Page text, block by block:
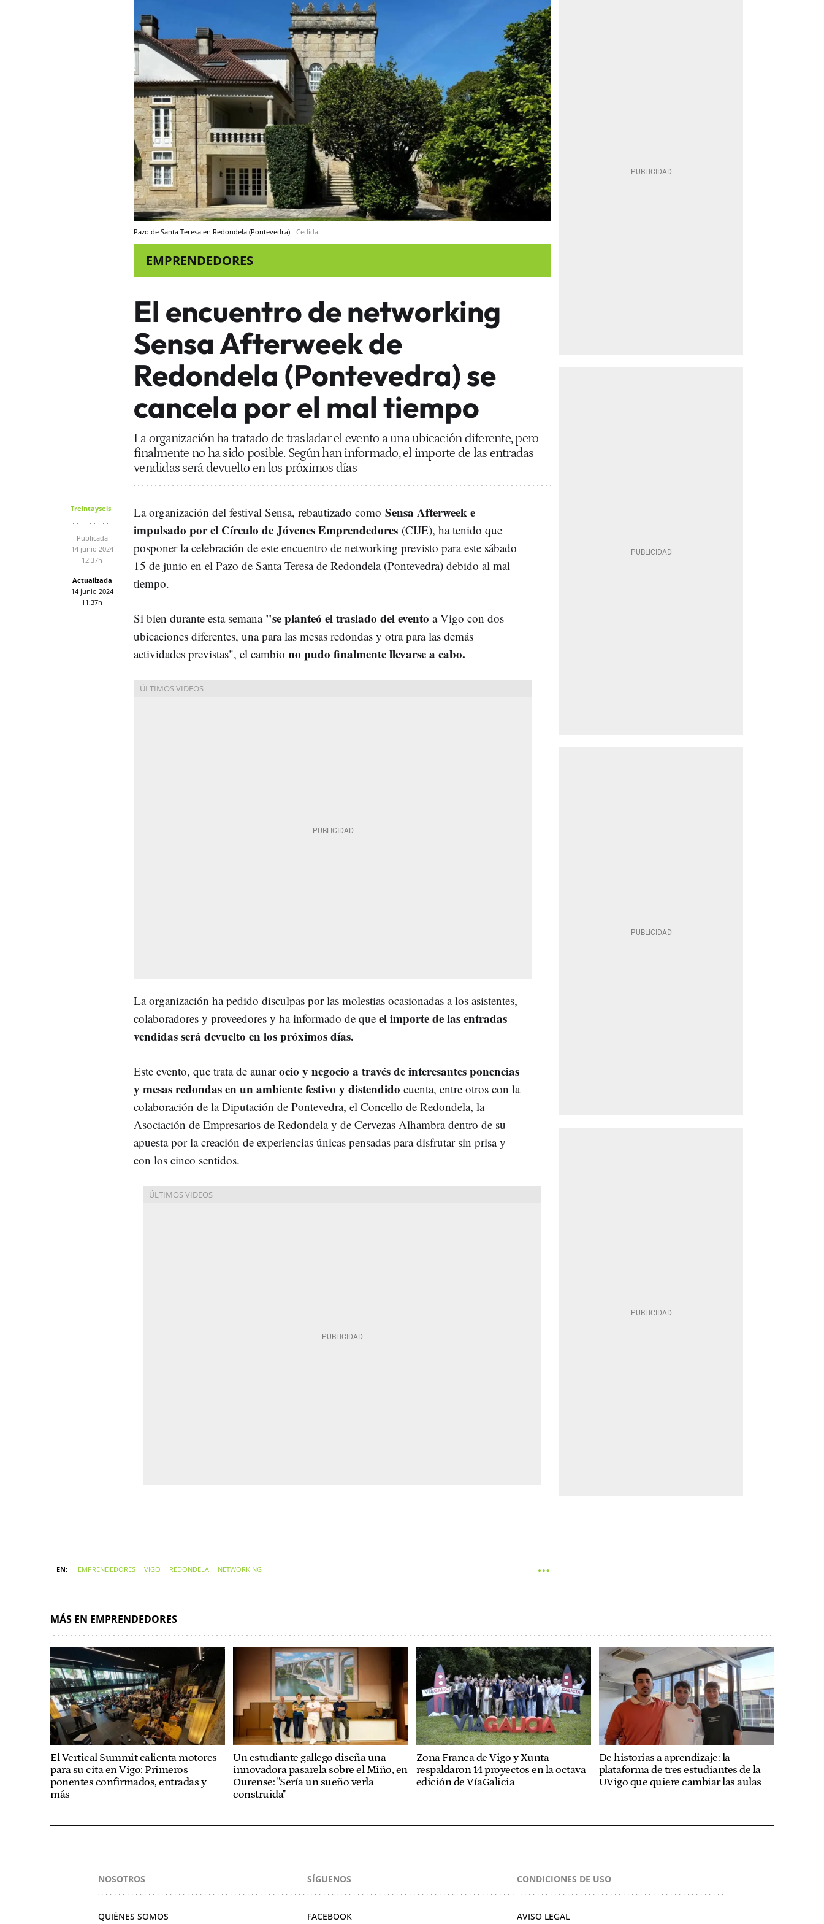
Pazo de Santa Teresa en Redondela (Pontevedra). Cedida
EMPRENDEDORES
El encuentro de networking
Sensa Afterweek de
Redondela (Pontevedra) se
cancela por el mal tiempo
La organización ha tratado de trasladar el evento a una ubicación diferente, pero
finalmente no ha sido posible. Según han informado, el importe de las entradas
vendidas será devuelto en los próximos días
Treintayseis
Publicada
14 junio 2024
12:37h
Actualizada
14 junio 2024
11:37h
La organización del festival Sensa, rebautizado como Sensa Afterweek e
impulsado por el Círculo de Jóvenes Emprendedores (CIJE), ha tenido que
posponer la celebración de este encuentro de networking previsto para este sábado
15 de junio en el Pazo de Santa Teresa de Redondela (Pontevedra) debido al mal
tiempo.
Si bien durante esta semana "se planteó el traslado del evento a Vigo con dos
ubicaciones diferentes, una para las mesas redondas y otra para las demás
actividades previstas", el cambio no pudo finalmente llevarse a cabo.
La organización ha pedido disculpas por las molestias ocasionadas a los asistentes,
colaboradores y proveedores y ha informado de que el importe de las entradas
vendidas será devuelto en los próximos días.
Este evento, que trata de aunarocio y negocio a través de interesantes ponencias
y mesas redondas en un ambiente festivo y distendido cuenta, entre otros con la
colaboración de la Diputación de Pontevedra, el Concello de Redondela, la
Asociación de Empresarios de Redondela y de Cervezas Alhambra dentro de su
apuesta por la creación de experiencias únicas pensadas para disfrutar sin prisa y
con los cinco sentidos.
EMPRENDEDORES VIGO REDONDELA NETWORKING
MÁS EN EMPRENDEDORES
El Vertical Summit calienta motores
para su cita en Vigo: Primeros
ponentes confirmados, entradas y
más
Un estudiante gallego diseña una
innovadora pasarela sobre el Miño, en
Ourense: "Sería un sueño verla
construida"
Zona Franca de Vigo y Xunta
respaldaron 14 proyectos en la octava
edición de VíaGalicia
De historias a aprendizaje: la
plataforma de tres estudiantes de la
UVigo que quiere cambiar las aulas
NOSOTROS
QUIÉNES SOMOS
SÍGUENOS
FACEBOOK
CONDICIONES DE USO
AVISO LEGAL